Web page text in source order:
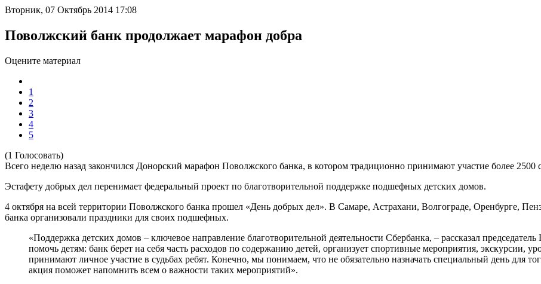
Вторник, 07 Октябрь 2014 17:08
Поволжский банк продолжает марафон добра
Оцените материал
1
2
3
4
5
(1 Голосовать)
Всего неделю назад закончился Донорский марафон Поволжского банка, в котором традиционно принимают участие более 2500
Эстафету добрых дел перенимает федеральный проект по благотворительной поддержке подшефных детских домов.
4 октября на всей территории Поволжского банка прошел «День добрых дел». В Самаре, Астрахани, Волгограде, Оренбурге,
банка организовали праздники для своих подшефных.
«Поддержка детских домов – ключевое направление благотворительной деятельности Сбербанка, – рассказал
помочь детям: банк берет на себя часть расходов по содержанию детей, организует спортивные мероприятия, экскурсии,
принимают личное участие в судьбах ребят. Конечно, мы понимаем, что не обязательно назначать специальный день для
акция поможет напомнить всем о важности таких мероприятий».